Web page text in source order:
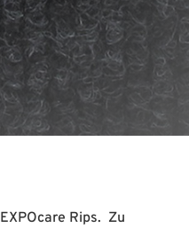
Rips. Zu